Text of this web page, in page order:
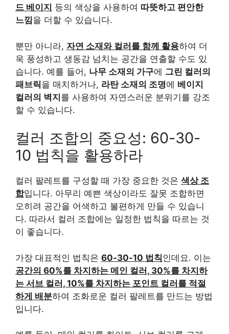
드 베이지 등의 색상을 사용하여 따뜻하고 편안한
느낌을 더할 수 있습니다.
뿐만 아니라, 자연 소재와 컬러를 함께 활용하여 더
욱 풍성하고 생동감 넘치는 공간을 연출할 수도 있
습니다. 예를 들어, 나무 소재의 가구에 그린 컬러의
패브릭을 매치하거나, 라탄 소재의 조명에 베이지
컬러의 벽지를 사용하여 자연스러운 분위기를 강조
할 수 있습니다.
컬러 조합의 중요성: 60-30-
10 법칙을 활용하라
컬러 팔레트를 구성할 때 가장 중요한 것은 색상 조
합입니다. 아무리 예쁜 색상이라도 잘못 조합하면
오히려 공간을 어색하고 불편하게 만들 수 있습니
다. 따라서 컬러 조합에는 일정한 법칙을 따르는 것
이 좋습니다.
가장 대표적인 법칙은 60-30-10 법칙 인데요. 이는
공간의 60%를 차지하는 메인 컬러, 30%를 차지하
는 서브 컬러, 10%를 차지하는 포인트 컬러를 적절
하게 배분하여 조화로운 컬러 팔레트를 만드는 방법
입니다.